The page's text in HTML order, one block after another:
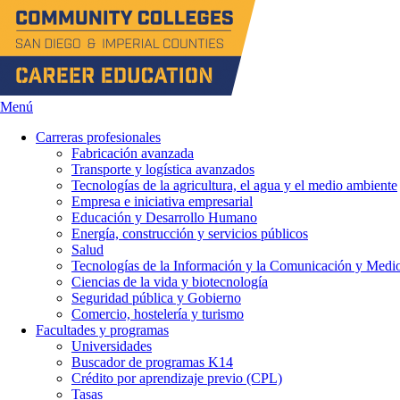
Menú
Carreras profesionales
Fabricación avanzada
Transporte y logística avanzados
Tecnologías de la agricultura, el agua y el medio ambiente
Empresa e iniciativa empresarial
Educación y Desarrollo Humano
Energía, construcción y servicios públicos
Salud
Tecnologías de la Información y la Comunicación y
Ciencias de la vida y biotecnología
Seguridad pública y Gobierno
Comercio, hostelería y turismo
Facultades y programas
Universidades
Buscador de programas K14
Crédito por aprendizaje previo (CPL)
Tasas